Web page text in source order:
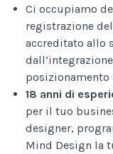
Ci occupiamo
registrazione
accreditato allo
posizionamento
18 anni di
per il tuo
designer,
Mind Design la